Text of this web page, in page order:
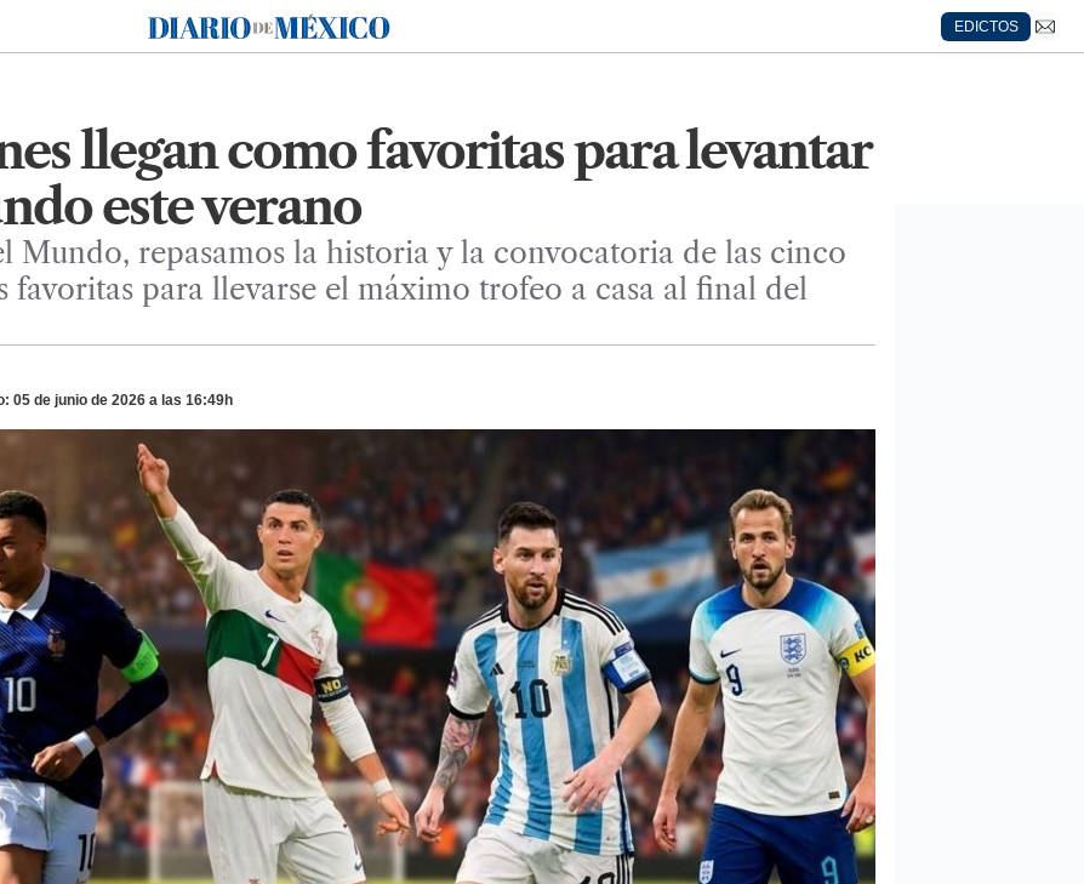
Diario de México
EDICTOS
llegan como favoritas para levantar
este verano
Mundo, repasamos la historia y la convocatoria de las cinco
favoritas para llevarse el máximo trofeo a casa al final del
05 de junio de 2026 a las 16:49h